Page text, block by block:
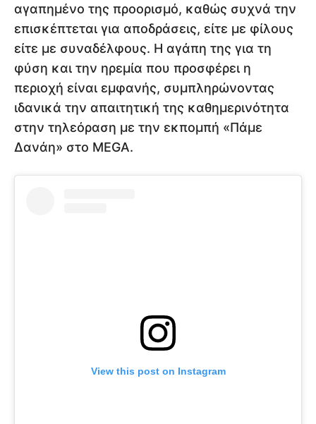
αγαπημένο της προορισμό, καθώς συχνά την
επισκέπτεται για αποδράσεις, είτε με φίλους
είτε με συναδέλφους. Η αγάπη της για τη
φύση και την ηρεμία που προσφέρει η
περιοχή είναι εμφανής, συμπληρώνοντας
ιδανικά την απαιτητική της καθημερινότητα
στην τηλεόραση με την εκπομπή «Πάμε
Δανάη» στο MEGA.
View this post on Instagram